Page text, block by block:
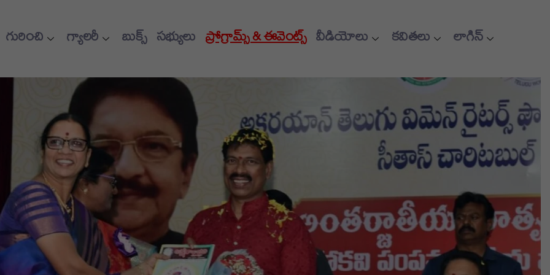
గురించి గ్యాలరీ బుక్స్ సభ్యులు ప్రోగ్రామ్స్ & ఈవెంట్స్ వీడియోలు కవితలు లాగిన్